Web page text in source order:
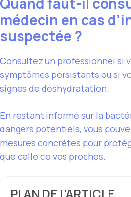
médecin en cas
suspectée ?
Consultez un professionnel si
symptômes persistants ou si
signes de déshydratation.
En restant informé sur la
dangers potentiels, vous
mesures concrètes pour
que celle de vos proches.
PLAN DE L'ARTICLE